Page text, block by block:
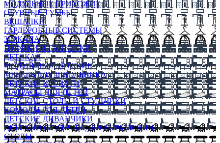
МОДУЛЬНЫЕ ПРИХОЖИЕ
ОБУВНЫЕ ТУМБЫ
ВЕШАЛКИ
ГАРДЕРОБНЫЕ СИСТЕМЫ
ЗЕРКАЛА
ПУФИКИ И БАНКЕТКИ
ДЕТСКАЯ
МОДУЛЬНЫЕ ДЕТСКИЕ
МЕБЕЛЬ ДЛЯ ШКОЛЬНИКА
ДЕТСКИЕ КРОВАТИ
МАТРАСЫ ДЛЯ ДЕТЕЙ
ДЕТСКИЕ СТОЛЫ И СТУЛЬЧИКИ
КОМОДЫ ДЛЯ ДЕТЕЙ
ДЕТСКИЕ ДИВАНЧИКИ
ДЕТСКИЙ СТУЛЬЧИК ДЛЯ КОРМЛЕНИЯ
СТОЛЫ